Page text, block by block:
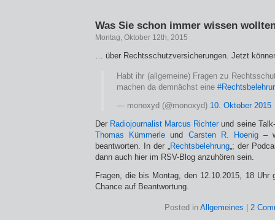
Was Sie schon immer wissen
Montag, Oktober 12th, 2015
… über Rechtsschutzversicherungen. Jetzt
Habt ihr (allgemeine) Fragen zu
machen da demnächst eine
— monoxyd (@monoxyd) 10. Oktober 2015
Der Radiojournalist Marcus Richter und seine
Thomas Kümmerle und Carsten R. Hoenig –
beantworten. In der „Rechtsbelehrung„; der
dann auch hier im RSV-Blog anzuhören sein.
Fragen, die bis Montag, den 12.10.2015, 18 Uhr
Chance auf Beantwortung.
Posted in Allgemeines 2